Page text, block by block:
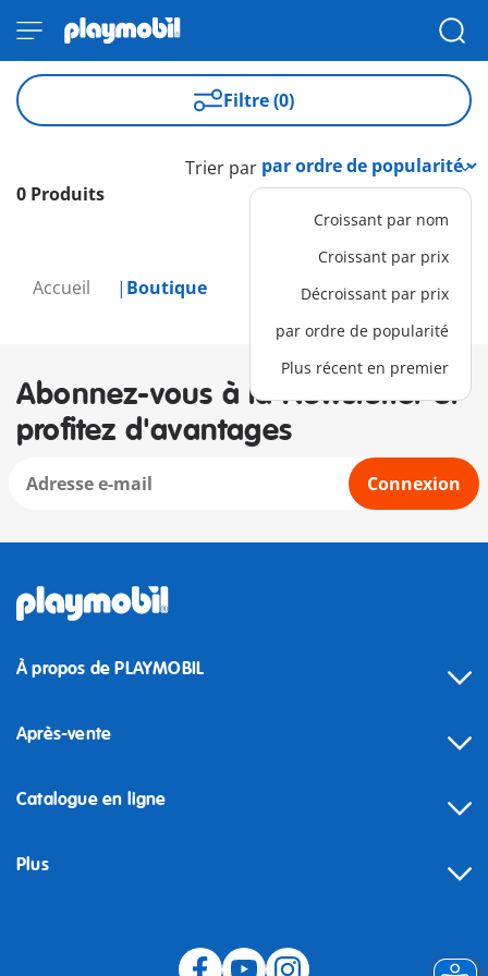
Accueil Boutique
Filtre (0)
0 Produits
Trier par
Croissant par nom
Croissant par prix
Décroissant par prix
par ordre de popularité
Plus récent en premier
Abonnez-vous à la Newsletter et
profitez d'avantages
Connexion
À propos de PLAYMOBIL
Après-vente
Catalogue en ligne
Plus